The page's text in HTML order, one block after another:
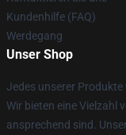
Kundenhilfe (FAQ)
Werdegang
Unser Shop
Jedes unserer
Wir bieten eine Vielzahl
ansprechend sind.